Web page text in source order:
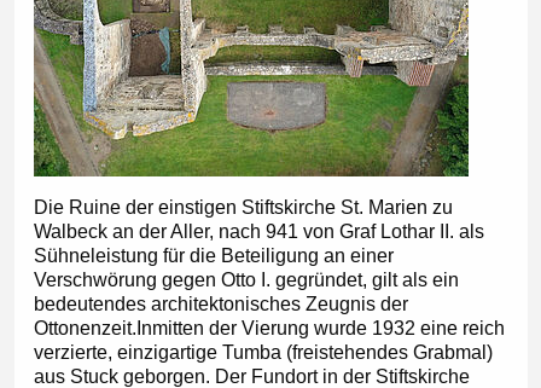
Die Ruine der einstigen Stiftskirche St. Marien zu
Walbeck an der Aller, nach 941 von Graf Lothar II. als
Sühneleistung für die Beteiligung an einer
Verschwörung gegen Otto I. gegründet, gilt als ein
bedeutendes architektonisches Zeugnis der
Ottonenzeit.Inmitten der Vierung wurde 1932 eine reich
verzierte, einzigartige Tumba (freistehendes Grabmal)
aus Stuck geborgen. Der Fundort in der Stiftskirche